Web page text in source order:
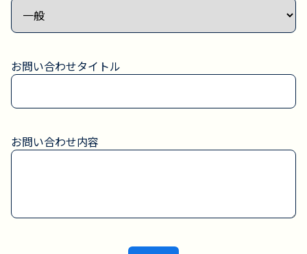
お問い合わせタイトル
お問い合わせ内容